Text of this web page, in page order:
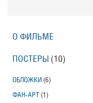
О ФИЛЬМЕ
ПОСТЕРЫ (10)
ОБЛОЖКИ (6)
ФАН-АРТ (1)